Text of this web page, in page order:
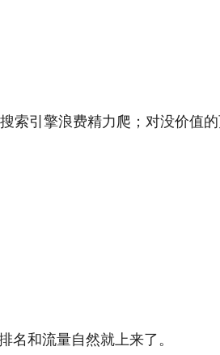
索引擎浪费精力爬；对没价值
名和流量自然就上来了。